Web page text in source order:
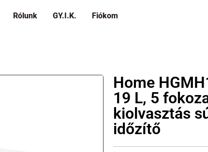
Rólunk GY.I.K. Fiókom
Home
19 L, 5
kiolvasztás
időzítő